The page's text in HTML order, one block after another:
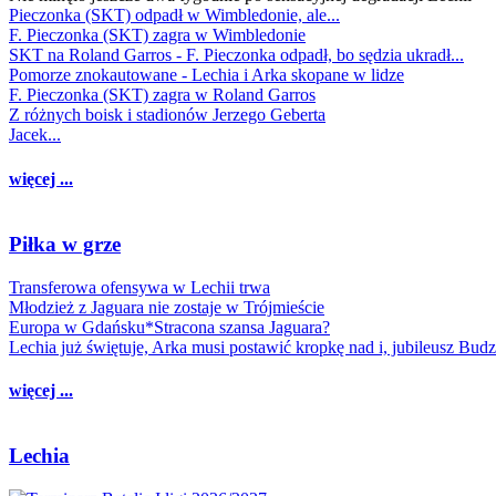
Pieczonka (SKT) odpadł w Wimbledonie, ale...
F. Pieczonka (SKT) zagra w Wimbledonie
SKT na Roland Garros - F. Pieczonka odpadł, bo sędzia ukradł...
Pomorze znokautowane - Lechia i Arka skopane w lidze
F. Pieczonka (SKT) zagra w Roland Garros
Z różnych boisk i stadionów Jerzego Geberta
Jacek...
więcej ...
Piłka w grze
Transferowa ofensywa w Lechii trwa
Młodzież z Jaguara nie zostaje w Trójmieście
Europa w Gdańsku*Stracona szansa Jaguara?
Lechia już świętuje, Arka musi postawić kropkę nad i, jubileusz
więcej ...
Lechia